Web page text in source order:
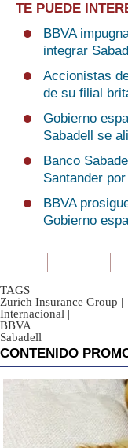
TE PUEDE
BBVA
integrar
Accionistas
de su filial
Gobierno
Sabadell se
Banco
Santander
BBVA
Gobierno
TAGS
Zurich Insurance Group |
Internacional |
BBVA |
Sabadell